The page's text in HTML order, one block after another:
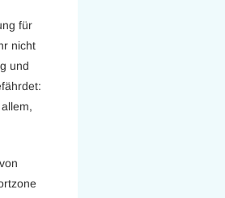
für
nicht
und